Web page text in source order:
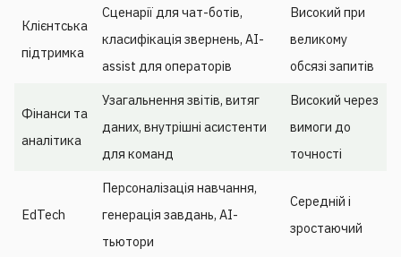
Клієнтська
підтримка
Сценарії для чат-ботів,
класифікація звернень, AI-
assist для операторів
Високий при
великому
обсязі запитів
Фінанси та
аналітика
Узагальнення звітів, витяг
даних, внутрішні асистенти
для команд
Високий через
вимоги до
точності
EdTech
Персоналізація навчання,
генерація завдань, AI-
тьютори
Середній і
зростаючий